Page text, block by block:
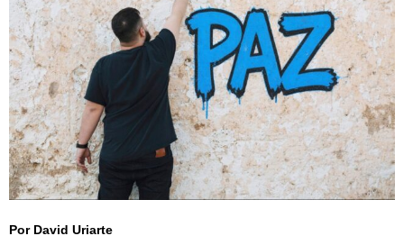
Por David Uriarte